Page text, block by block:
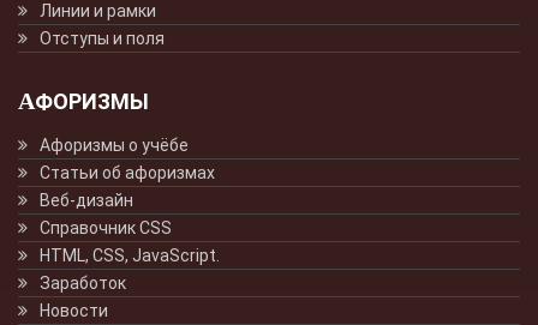
Линии и рамки
Отступы и поля
АФОРИЗМЫ
Афоризмы о учёбе
Статьи об афоризмах
Веб-дизайн
Справочник CSS
HTML, CSS, JavaScript.
Заработок
Новости